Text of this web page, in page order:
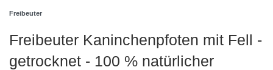
Freibeuter
Freibeuter Kaninchenpfoten mit Fell -
getrocknet - 100 % natürlicher